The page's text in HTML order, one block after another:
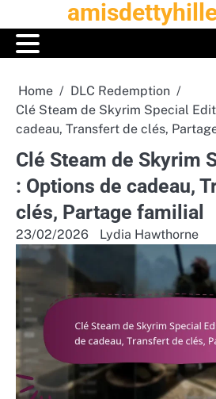
to
content
Home
DLC Redemption
Clé Steam de Skyrim Special
cadeau, Transfert de clés,
Clé Steam de Skyrim
: Options de cadeau,
clés, Partage familial
23/02/2026 Lydia Hawthorne